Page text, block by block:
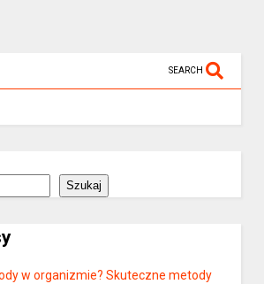
SEARCH
Szukaj
w organizmie? Skuteczne metody